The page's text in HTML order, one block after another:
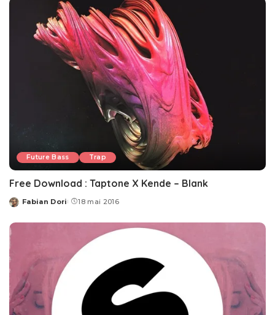
Future Bass Trap
Free Download : Taptone X Kende – Blank
Posted
Fabian Dori 18 mai 2016